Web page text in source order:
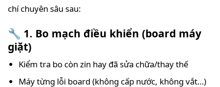
chí chuyên sâu sau:
🔧 1. Bo mạch điều khiển (board máy
giặt)
Kiểm tra bo còn zin hay đã sửa chữa/thay thế
Máy từng lỗi board (không cấp nước, không vắt…)